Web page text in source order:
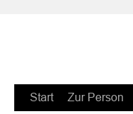
Zum
Start Zur Person